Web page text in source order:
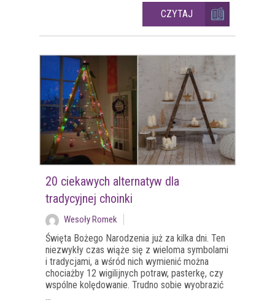
CZYTAJ
20 ciekawych alternatyw dla
tradycyjnej choinki
Wesoły Romek
Święta Bożego Narodzenia już za kilka dni. Ten
niezwykły czas wiąże się z wieloma symbolami
i tradycjami, a wśród nich wymienić można
chociażby 12 wigilijnych potraw, pasterkę, czy
wspólne kolędowanie. Trudno sobie wyobrazić
...